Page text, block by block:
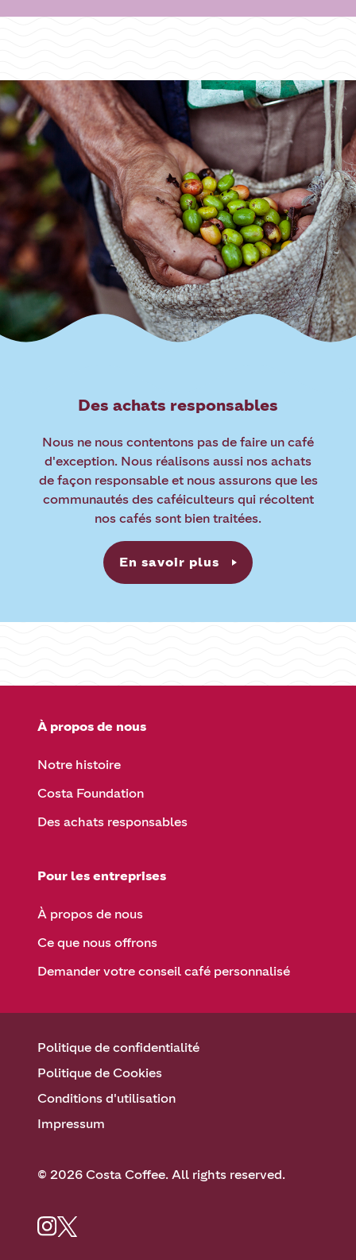
Des achats responsables
Nous ne nous contentons pas de faire un café
d'exception. Nous réalisons aussi nos achats
de façon responsable et nous assurons que les
communautés des caféiculteurs qui récoltent
nos cafés sont bien traitées.
En savoir plus
À propos de nous
Notre histoire
Costa Foundation
Des achats responsables
Pour les entreprises
À propos de nous
Ce que nous offrons
Demander votre conseil café personnalisé
Politique de confidentialité
Politique de Cookies
Conditions d'utilisation
Impressum
© 2026 Costa Coffee. All rights reserved.